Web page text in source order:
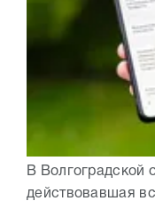
В Волгоградской
действовавшая